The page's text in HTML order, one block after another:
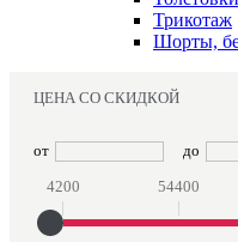
Трикотаж
Шорты,
ЦЕНА СО СКИДКОЙ
от
до
4200
54400